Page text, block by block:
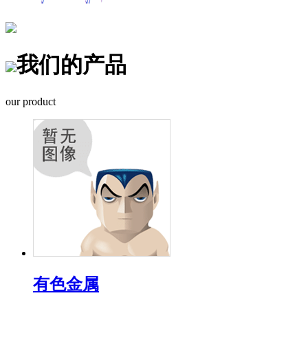
我们的产品
our product
有色金属